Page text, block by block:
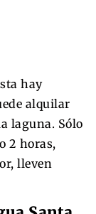
hay
alquilar
laguna. Sólo
2 horas,
lleven